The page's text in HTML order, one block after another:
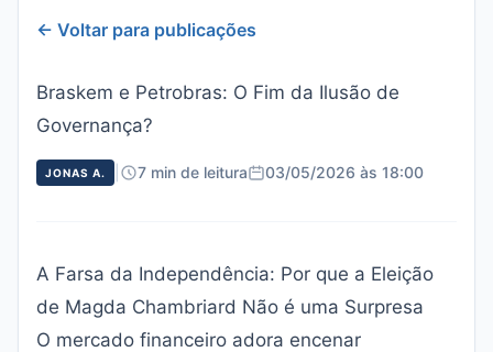
← Voltar para publicações
Braskem e Petrobras: O Fim da Ilusão de
Governança?
JONAS A. 7 min de leitura 03/05/2026 às 18:00
A Farsa da Independência: Por que a Eleição
de Magda Chambriard Não é uma Surpresa
O mercado financeiro adora encenar